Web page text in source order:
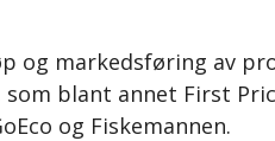
og markedsføring av
blant annet First
og Fiskemannen.